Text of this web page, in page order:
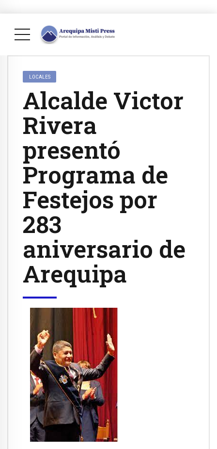
LOCALES
Alcalde Victor
Rivera
presentó
Programa de
Festejos por
283
aniversario de
Arequipa